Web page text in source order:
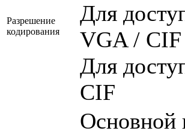
Разрешение
кодирования
Для
VGA / CIF
Для
CIF
Основной